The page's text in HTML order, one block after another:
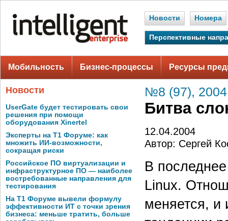
Новости Номера
Перспективные
Мобильность Бизнес-процессы Ресурсы
Новости
UserGate будет тестировать свои
решения при помощи
оборудования Xinertel
Эксперты на Т1 Форуме: как
множить ИИ-возможности,
сокращая риски
Российское ПО виртуализации и
инфраструктурное ПО — наиболее
востребованные направления для
тестирования
На Т1 Форуме вывели формулу
эффективности ИТ с точки зрения
бизнеса: меньше тратить, больше
№8 (97), 2004
Битва
12.04.2004
Автор: Сергей
В
Linux.
меняется, и